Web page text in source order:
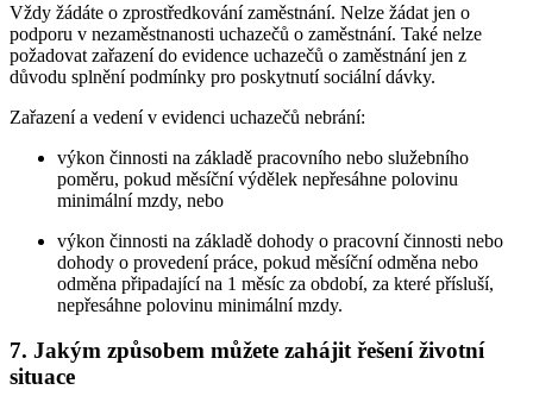
Vždy žádáte o zprostředkování zaměstnání. Nelze žádat jen o
podporu v nezaměstnanosti uchazečů o zaměstnání. Také nelze
požadovat zařazení do evidence uchazečů o zaměstnání jen z
důvodu splnění podmínky pro poskytnutí sociální dávky.
Zařazení a vedení v evidenci uchazečů nebrání:
výkon činnosti na základě pracovního nebo služebního
poměru, pokud měsíční výdělek nepřesáhne polovinu
minimální mzdy, nebo
výkon činnosti na základě dohody o pracovní činnosti nebo
dohody o provedení práce, pokud měsíční odměna nebo
odměna připadající na 1 měsíc za období, za které přísluší,
nepřesáhne polovinu minimální mzdy.
7. Jakým způsobem můžete zahájit řešení životní
situace